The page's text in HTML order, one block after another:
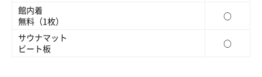
館内着
無料（1枚）
○
サウナマット
ビート板
○